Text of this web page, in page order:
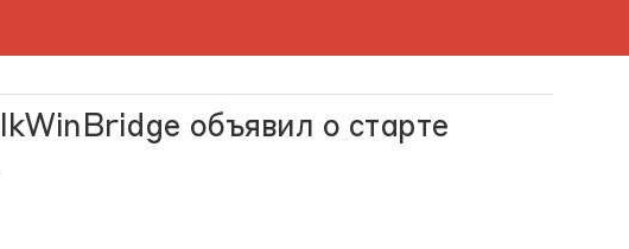
объявил о старте